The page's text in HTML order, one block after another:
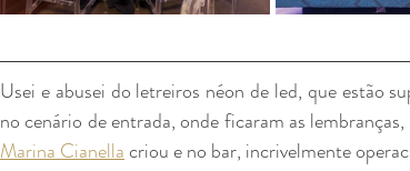
Usei e abusei do letreiros néon de led, que estão
Marina Cianella criou e no bar, incrivelmente